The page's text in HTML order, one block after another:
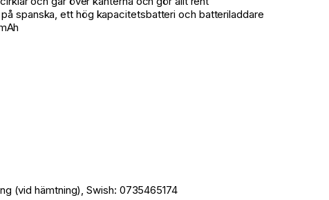
spanska, ett hög kapacitetsbatteri och batteriladdare
(vid hämtning), Swish: 0735465174